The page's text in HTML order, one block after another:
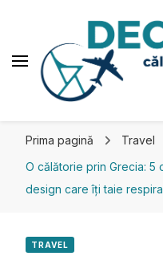
Prima pagină
Travel
O călătorie prin Grecia: 5
design care îți taie
TRAVEL